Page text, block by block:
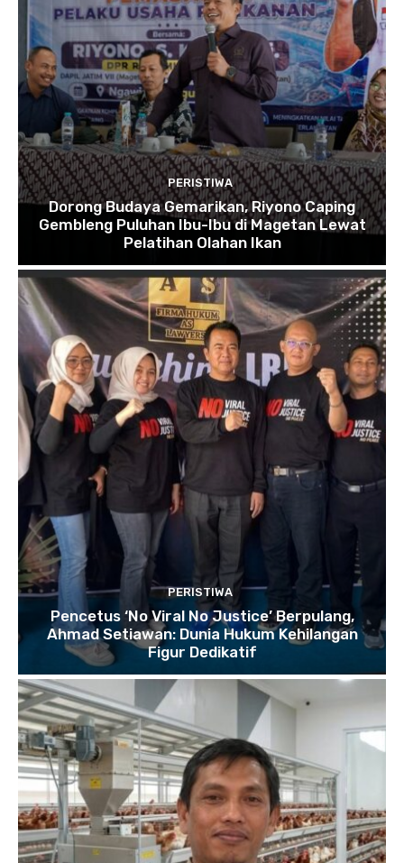
PERISTIWA
Dorong Budaya Gemarikan, Riyono Caping
Gembleng Puluhan Ibu-Ibu di Magetan Lewat
Pelatihan Olahan Ikan
PERISTIWA
Pencetus ‘No Viral No Justice’ Berpulang,
Ahmad Setiawan: Dunia Hukum Kehilangan
Figur Dedikatif